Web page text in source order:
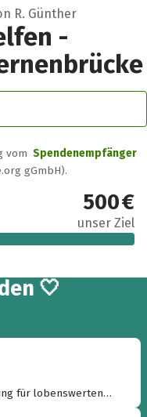
R. Günther
-
vom Spendenempfänger
gGmbH).
500 €
unser Ziel
🤍
für lobenswerten